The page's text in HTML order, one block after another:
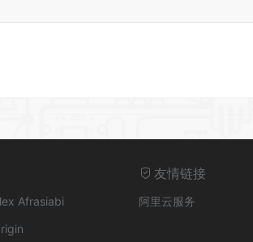
Afrasiabi
友情链接
阿里云服务